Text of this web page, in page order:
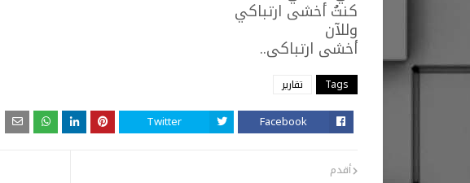
كنتُ أخشى ارتباكي
وللآن
أخشى ارتباكي..
Tags تقارير
Facebook
Twitter
أقدم